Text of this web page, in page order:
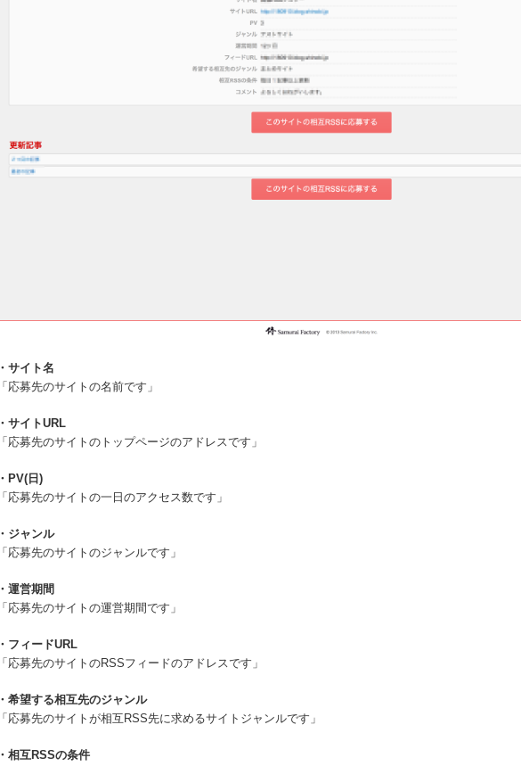
・サイト名
「応募先のサイトの名前です」
・サイトURL
「応募先のサイトのトップページのアドレスです」
・PV(日)
「応募先のサイトの一日のアクセス数です」
・ジャンル
「応募先のサイトのジャンルです」
・運営期間
「応募先のサイトの運営期間です」
・フィードURL
「応募先のサイトのRSSフィードのアドレスです」
・希望する相互先のジャンル
「応募先のサイトが相互RSS先に求めるサイトジャンルです」
・相互RSSの条件